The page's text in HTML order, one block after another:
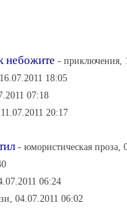
небожите - приключения,
18:05
07:18
20:17
- юмористическая проза,
06:24
04.07.2011 06:02